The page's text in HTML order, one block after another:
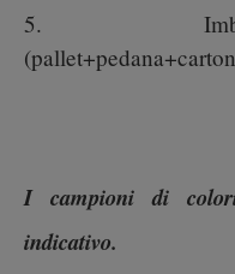
5.
I campioni di
indicativo.